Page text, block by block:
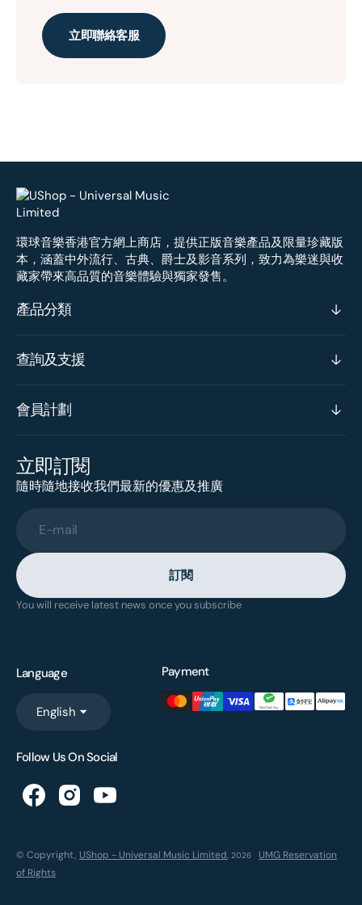
立即聯絡客服
環球音樂香港官方網上商店，提供正版音樂產品及限量珍藏版
本，涵蓋中外流行、古典、爵士及影音系列，致力為樂迷與收
藏家帶來高品質的音樂體驗與獨家發售。
產品分類
查詢及支援
會員計劃
立即訂閱
隨時隨地接收我們最新的優惠及推廣
E-mail
訂閱
You will receive latest news once you subscribe
Language
English
Payment
Follow Us On Social
© Copyright, UShop - Universal Music Limited, 2026
UMG Reservation
of Rights